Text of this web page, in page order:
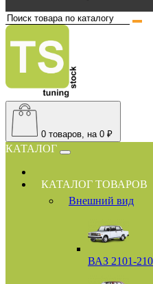
0 товаров, на 0 ₽
КАТАЛОГ
КАТАЛОГ ТОВАРОВ
Внешний вид
ВАЗ 2101-